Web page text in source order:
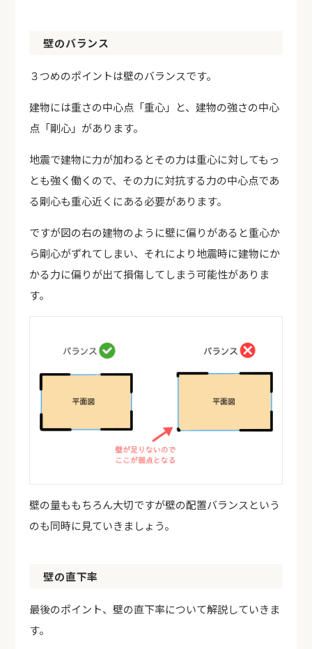
壁のバランス
３つめのポイントは壁のバランスです。
建物には重さの中心点「重心」と、建物の強さの中心
点「剛心」があります。
地震で建物に力が加わるとその力は重心に対してもっ
とも強く働くので、その力に対抗する力の中心点であ
る剛心も重心近くにある必要があります。
ですが図の右の建物のように壁に偏りがあると重心か
ら剛心がずれてしまい、それにより地震時に建物にか
かる力に偏りが出て損傷してしまう可能性がありま
す。
壁の量ももちろん大切ですが壁の配置バランスという
のも同時に見ていきましょう。
壁の直下率
最後のポイント、壁の直下率について解説していきま
す。